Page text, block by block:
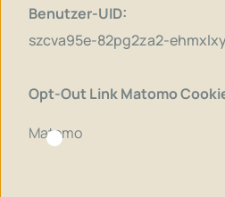
Benutzer-UID:
szcva95e-82pg2za2-
Opt-Out Link Matomo
Matomo